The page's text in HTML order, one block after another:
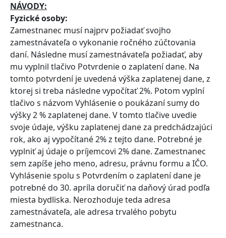
NÁVODY:
Fyzické osoby:
Zamestnanec musí najprv požiadať svojho
zamestnávateľa o vykonanie ročného zúčtovania
daní. Následne musí zamestnávateľa požiadať, aby
mu vyplnil tlačivo Potvrdenie o zaplatení dane. Na
tomto potvrdení je uvedená výška zaplatenej dane, z
ktorej si treba následne vypočítať 2%. Potom vyplní
tlačivo s názvom Vyhlásenie o poukázaní sumy do
výšky 2 % zaplatenej dane. V tomto tlačive uvedie
svoje údaje, výšku zaplatenej dane za predchádzajúci
rok, ako aj vypočítané 2% z tejto dane. Potrebné je
vyplniť aj údaje o príjemcovi 2% dane. Zamestnanec
sem zapíše jeho meno, adresu, právnu formu a IČO.
Vyhlásenie spolu s Potvrdením o zaplatení dane je
potrebné do 30. apríla doručiť na daňový úrad podľa
miesta bydliska. Nerozhoduje teda adresa
zamestnávateľa, ale adresa trvalého pobytu
zamestnanca.